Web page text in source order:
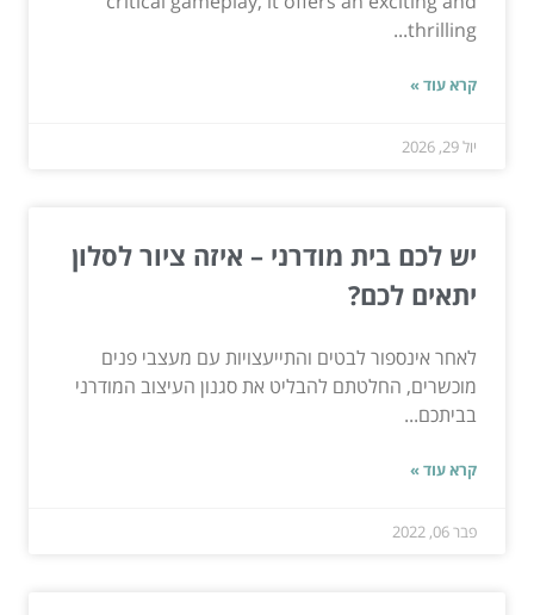
thrilling...
קרא עוד »
יול 29, 2026
יש לכם בית מודרני – איזה ציור לסלון
יתאים לכם?
לאחר אינספור לבטים והתייעצויות עם מעצבי פנים
מוכשרים, החלטתם להבליט את סגנון העיצוב המודרני
בביתכם...
קרא עוד »
פבר 06, 2022